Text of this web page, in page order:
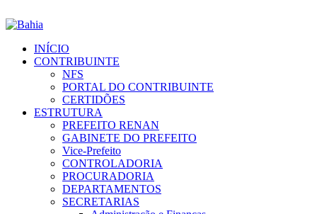
INÍCIO
CONTRIBUINTE
NFS
PORTAL DO CONTRIBUINTE
CERTIDÕES
ESTRUTURA
PREFEITO RENAN
GABINETE DO PREFEITO
Vice-Prefeito
CONTROLADORIA
PROCURADORIA
DEPARTAMENTOS
SECRETARIAS